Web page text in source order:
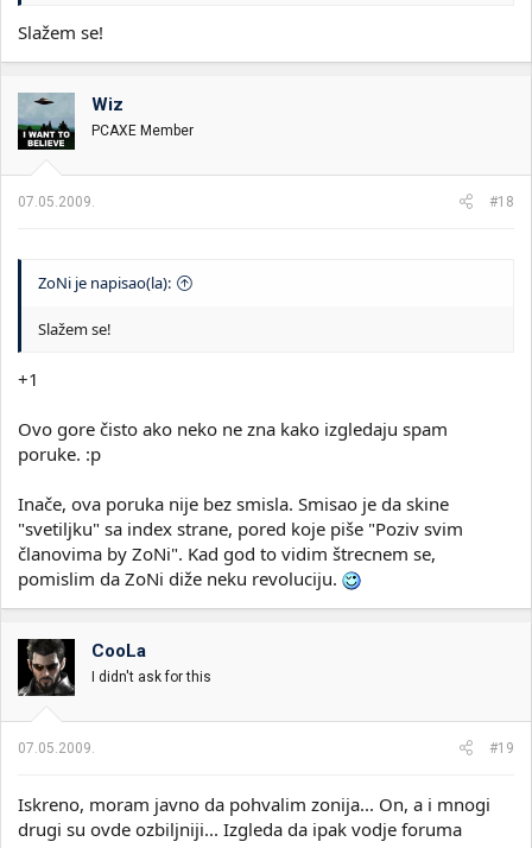
Slažem se!
Wiz
PCAXE Member
07.05.2009. #18
ZoNi je napisao(la):
Slažem se!
+1
Ovo gore čisto ako neko ne zna kako izgledaju spam
poruke. :p
Inače, ova poruka nije bez smisla. Smisao je da skine
"svetiljku" sa index strane, pored koje piše "Poziv svim
članovima by ZoNi". Kad god to vidim štrecnem se,
pomislim da ZoNi diže neku revoluciju.
CooLa
I didn't ask for this
07.05.2009. #19
Iskreno, moram javno da pohvalim zonija... On, a i mnogi
drugi su ovde ozbiljniji... Izgleda da ipak vodje foruma